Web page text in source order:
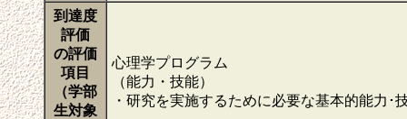
到達度
評価
の評価
項目
（学部
生対象
心理学プログラム
（能力・技能）
・研究を実施するために必要な基本的能力･